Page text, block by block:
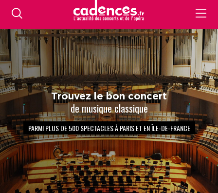
Trouvez le bon concert
de musique classique
PARMI PLUS DE 500 SPECTACLES À PARIS ET EN ÎLE-DE-FRANCE